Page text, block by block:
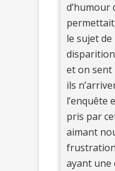
d’humour
le sujet
et on
ils
l’enquête
pris par
aimant
ayant une